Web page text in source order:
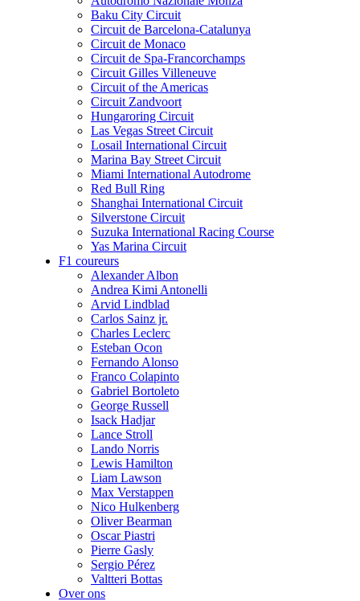
Baku City Circuit
Circuit de Barcelona-Catalunya
Circuit de Monaco
Circuit de Spa-Francorchamps
Circuit Gilles Villeneuve
Circuit of the Americas
Circuit Zandvoort
Hungaroring Circuit
Las Vegas Street Circuit
Losail International Circuit
Marina Bay Street Circuit
Miami International Autodrome
Red Bull Ring
Shanghai International Circuit
Silverstone Circuit
Suzuka International Racing Course
Yas Marina Circuit
F1 coureurs
Alexander Albon
Andrea Kimi Antonelli
Arvid Lindblad
Carlos Sainz jr.
Charles Leclerc
Esteban Ocon
Fernando Alonso
Franco Colapinto
Gabriel Bortoleto
George Russell
Isack Hadjar
Lance Stroll
Lando Norris
Lewis Hamilton
Liam Lawson
Max Verstappen
Nico Hulkenberg
Oliver Bearman
Oscar Piastri
Pierre Gasly
Sergio Pérez
Valtteri Bottas
Over ons